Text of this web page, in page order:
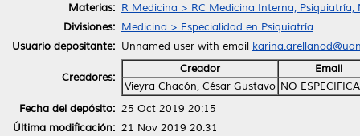
Materias: R Medicina > RC Medicina Interna, Psiquiatría,
Divisiones: Medicina > Especialidad en Psiquiatría
Usuario depositante: Unnamed user with email
Creadores:
Creador
Email
Vieyra Chacón, César Gustavo NO
Fecha del depósito: 25 Oct 2019 20:15
Última modificación: 21 Nov 2019 20:31